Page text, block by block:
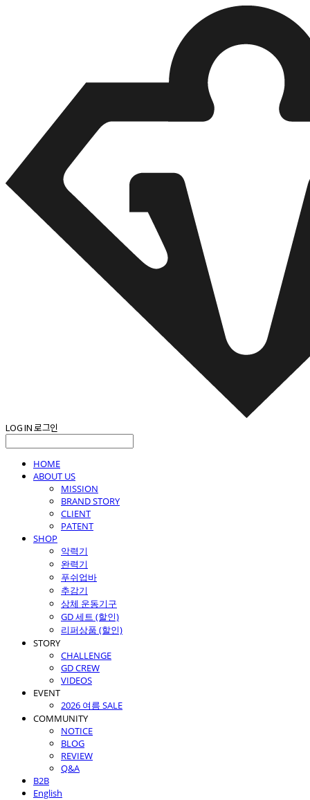
LOG IN로그인
HOME
ABOUT US
MISSION
BRAND STORY
CLIENT
PATENT
SHOP
악력기
완력기
푸쉬업바
추감기
상체 운동기구
GD 세트 (할인)
리퍼상품 (할인)
STORY
CHALLENGE
GD CREW
VIDEOS
EVENT
2026 여름 SALE
COMMUNITY
NOTICE
BLOG
REVIEW
Q&A
B2B
English